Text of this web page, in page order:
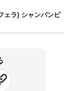
ェラ) シャンパンピ